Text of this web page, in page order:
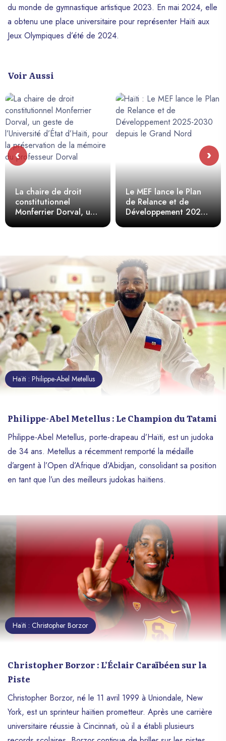
du monde de gymnastique artistique 2023. En mai 2024, elle
a obtenu une place universitaire pour représenter Haïti aux
Jeux Olympiques d’été de 2024.
Voir Aussi
La chaire de droit
constitutionnel
Monferrier Dorval, un
geste de l’Université
Le MEF lance le Plan
de Relance et de
Développement 2025-
2030 depuis le Grand
‹ ›
Haïti : Philippe-Abel Metellus
Philippe-Abel Metellus : Le Champion du Tatami
Philippe-Abel Metellus, porte-drapeau d’Haïti, est un judoka
de 34 ans. Metellus a récemment remporté la médaille
d’argent à l’Open d’Afrique d’Abidjan, consolidant sa position
en tant que l’un des meilleurs judokas haïtiens.
Haïti : Christopher Borzor
Christopher Borzor : L’Éclair Caraïbéen sur la
Piste
Christopher Borzor, né le 11 avril 1999 à Uniondale, New
York, est un sprinteur haïtien prometteur. Après une carrière
universitaire réussie à Cincinnati, où il a établi plusieurs